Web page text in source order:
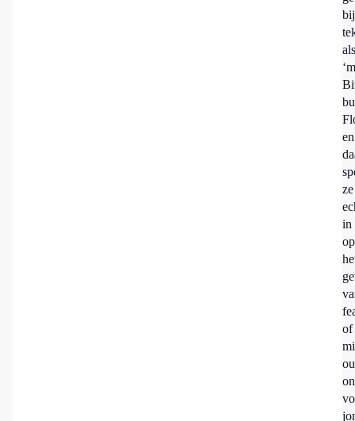
als
en
ze
in
op
of